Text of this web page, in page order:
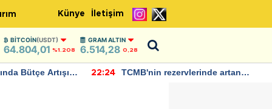
Künye İletişim
BITCOIN(USDT)
64.804,01 %1.208
GRAM ALTIN
6.514,28 0,28
artan
12:03
Bakan Şimşek, Batman